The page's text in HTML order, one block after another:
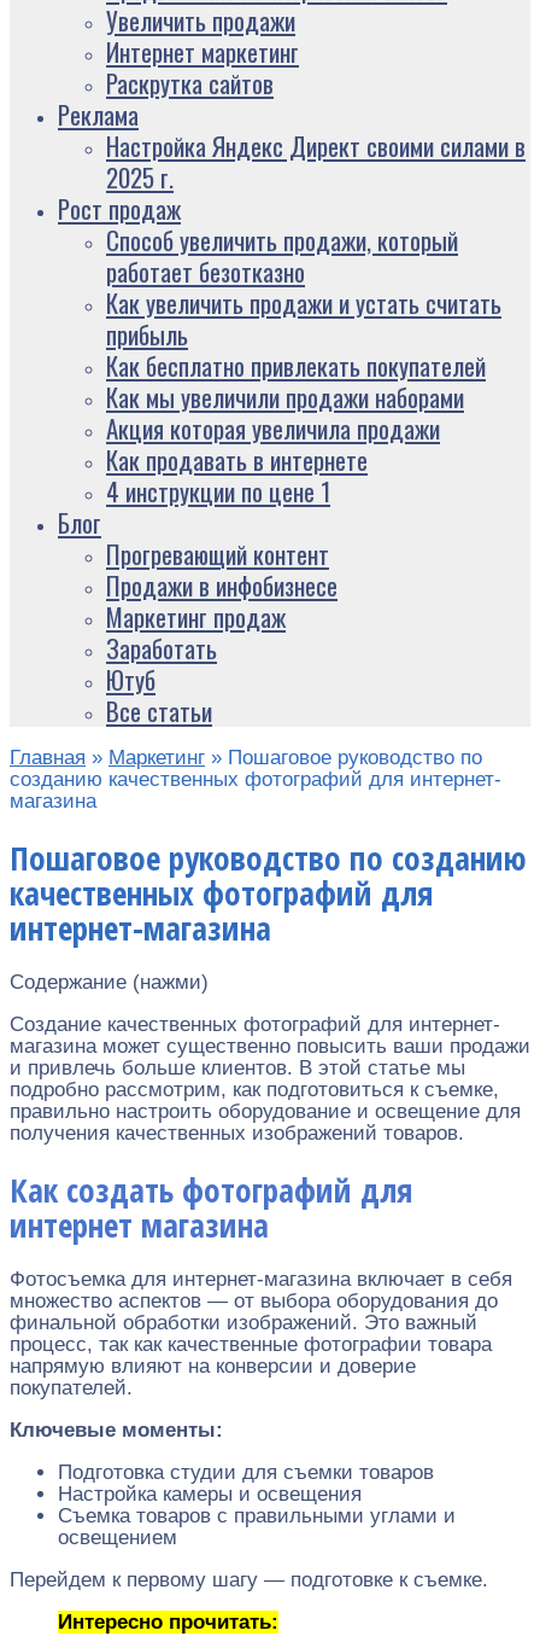
Увеличить продажи
Интернет маркетинг
Раскрутка сайтов
Реклама
Настройка Яндекс Директ своими силами в
2025 г.
Рост продаж
Способ увеличить продажи, который
работает безотказно
Как увеличить продажи и устать считать
прибыль
Как бесплатно привлекать покупателей
Как мы увеличили продажи наборами
Акция которая увеличила продажи
Как продавать в интернете
4 инструкции по цене 1
Блог
Прогревающий контент
Продажи в инфобизнесе
Маркетинг продаж
Заработать
Ютуб
Все статьи
Главная » Маркетинг » Пошаговое руководство по
созданию качественных фотографий для интернет-
магазина
Пошаговое руководство по созданию
качественных фотографий для
интернет-магазина
Содержание (нажми)
Создание качественных фотографий для интернет-
магазина может существенно повысить ваши продажи
и привлечь больше клиентов. В этой статье мы
подробно рассмотрим, как подготовиться к съемке,
правильно настроить оборудование и освещение для
получения качественных изображений товаров.
Как создать фотографий для
интернет магазина
Фотосъемка для интернет-магазина включает в себя
множество аспектов — от выбора оборудования до
финальной обработки изображений. Это важный
процесс, так как качественные фотографии товара
напрямую влияют на конверсии и доверие
покупателей.
Ключевые моменты:
Подготовка студии для съемки товаров
Настройка камеры и освещения
Съемка товаров с правильными углами и
освещением
Перейдем к первому шагу — подготовке к съемке.
Интересно прочитать: